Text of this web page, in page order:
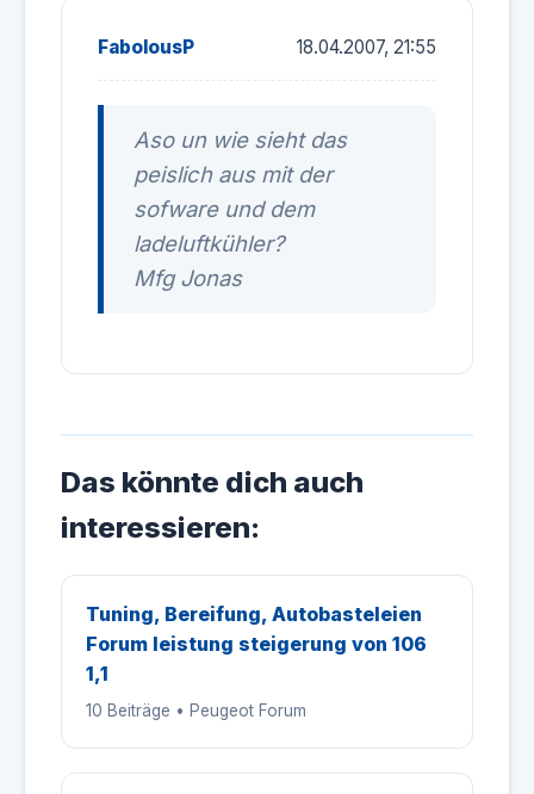
FabolousP 18.04.2007, 21:55
Aso un wie sieht das
peislich aus mit der
sofware und dem
ladeluftkühler?
Mfg Jonas
Das könnte dich auch
interessieren:
Tuning, Bereifung, Autobasteleien
Forum leistung steigerung von 106
1,1
10 Beiträge • Peugeot Forum